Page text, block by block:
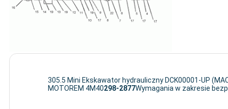
305.5 Mini Ekskawator hydrauliczny DCK00001-UP
MOTOREM 4M40298-2877Wymagania w zakresie